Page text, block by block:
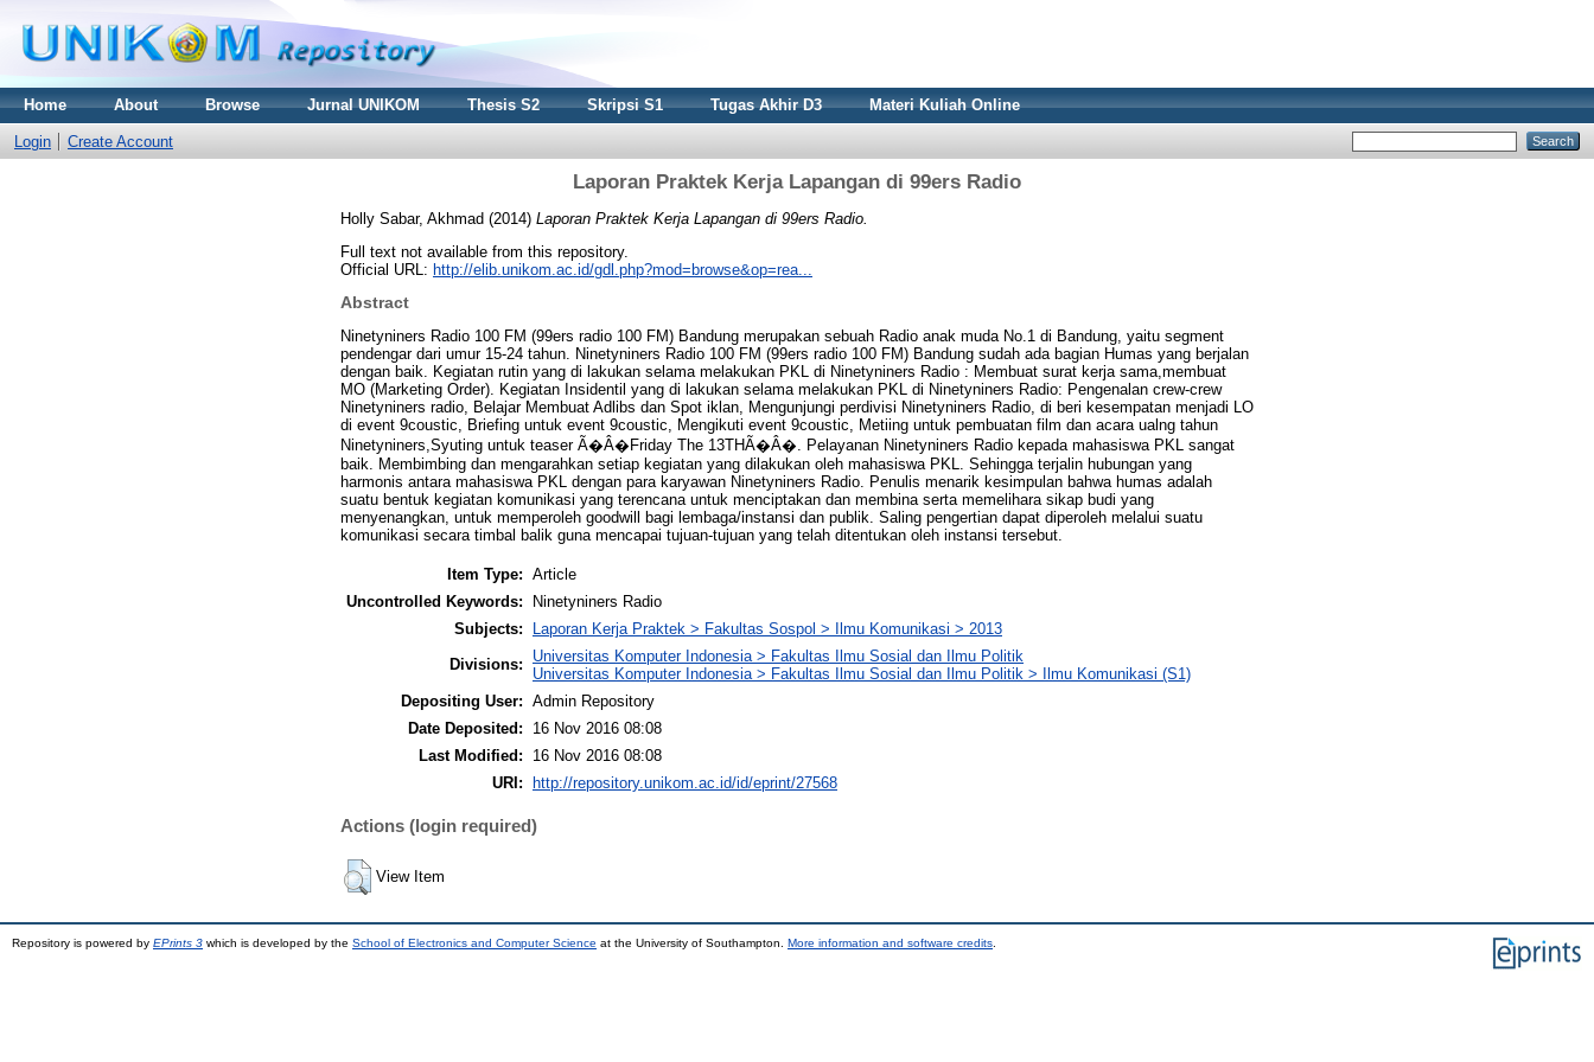
Home About Browse Jurnal UNIKOM Thesis S2 Skripsi S1 Tugas Akhir D3 Materi Kuliah Online
Login Create Account
Laporan Praktek Kerja Lapangan di 99ers Radio
Holly Sabar, Akhmad (2014) Laporan Praktek Kerja Lapangan di 99ers Radio.
Full text not available from this repository.
Official URL: http://elib.unikom.ac.id/gdl.php?mod=browse&op=rea...
Abstract
Ninetyniners Radio 100 FM (99ers radio 100 FM) Bandung merupakan sebuah Radio anak muda No.1 di Bandung, yaitu segment
pendengar dari umur 15-24 tahun. Ninetyniners Radio 100 FM (99ers radio 100 FM) Bandung sudah ada bagian Humas yang berjalan
dengan baik. Kegiatan rutin yang di lakukan selama melakukan PKL di Ninetyniners Radio : Membuat surat kerja sama,membuat
MO (Marketing Order). Kegiatan Insidentil yang di lakukan selama melakukan PKL di Ninetyniners Radio: Pengenalan crew-crew
Ninetyniners radio, Belajar Membuat Adlibs dan Spot iklan, Mengunjungi perdivisi Ninetyniners Radio, di beri kesempatan menjadi LO
di event 9coustic, Briefing untuk event 9coustic, Mengikuti event 9coustic, Metiing untuk pembuatan film dan acara ualng tahun
Ninetyniners,Syuting untuk teaser Ã�Â�Friday The 13THÃ�Â�. Pelayanan Ninetyniners Radio kepada mahasiswa PKL sangat
baik. Membimbing dan mengarahkan setiap kegiatan yang dilakukan oleh mahasiswa PKL. Sehingga terjalin hubungan yang
harmonis antara mahasiswa PKL dengan para karyawan Ninetyniners Radio. Penulis menarik kesimpulan bahwa humas adalah
suatu bentuk kegiatan komunikasi yang terencana untuk menciptakan dan membina serta memelihara sikap budi yang
menyenangkan, untuk memperoleh goodwill bagi lembaga/instansi dan publik. Saling pengertian dapat diperoleh melalui suatu
komunikasi secara timbal balik guna mencapai tujuan-tujuan yang telah ditentukan oleh instansi tersebut.
Item Type: Article
Uncontrolled Keywords:
Ninetyniners Radio
Subjects:
Laporan Kerja Praktek > Fakultas Sospol > Ilmu Komunikasi > 2013
Divisions:
Universitas Komputer Indonesia > Fakultas Ilmu Sosial dan Ilmu Politik
Universitas Komputer Indonesia > Fakultas Ilmu Sosial dan Ilmu Politik > Ilmu Komunikasi (S1)
Depositing User: Admin Repository
Date Deposited:
16 Nov 2016 08:08
Last Modified:
16 Nov 2016 08:08
URI:
http://repository.unikom.ac.id/id/eprint/27568
Actions (login required)
View Item
Repository is powered by EPrints 3 which is developed by the School of Electronics and Computer Science at the University of Southampton. More information and software credits